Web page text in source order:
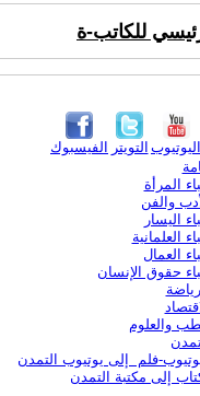
للكاتب-ة
الفيسبوك التويتر اليوتيوب
المرأة
والفن
اليسار
العلمانية
العمال
حقوق الإنسان
والعلوم
فلم إلى يوتيوب التمدن
إلى مكتبة التمدن